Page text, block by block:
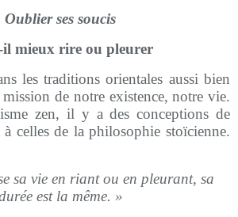
Oublier ses soucis
il mieux rire ou pleurer
les traditions orientales aussi bien
mission de notre existence, notre vie.
zen, il y a des conceptions de
à celles de la philosophie stoïcienne.
sa vie en riant ou en pleurant, sa
est la même. »